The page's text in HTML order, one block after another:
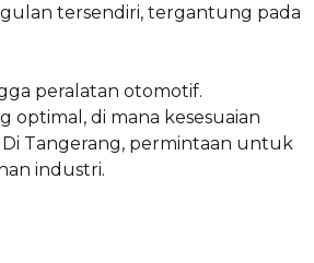
tersendiri, tergantung pada
peralatan otomotif.
optimal, di mana kesesuaian
Tangerang, permintaan untuk
industri.